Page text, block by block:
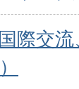
際交流